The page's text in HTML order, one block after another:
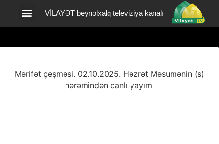
VİLAYƏT beynəlxalq televiziya kanalı
Mərifət çeşməsi. 02.10.2025. Həzrət Məsumənin (s)
hərəmindən canlı yayım.